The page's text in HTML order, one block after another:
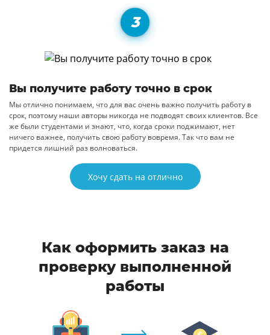
Вы получите работу точно в срок
Мы отлично понимаем, что для вас очень важно получить работу в
срок, поэтому наши авторы никогда не подводят своих клиентов. Все
же были студентами и знают, что, когда сроки поджимают, нет
ничего важнее, получить свою работу вовремя. Так что вам не
придется лишний раз волноваться.
Хочу сдать на отлично
Как оформить заказ на
проверку выполненной
работы